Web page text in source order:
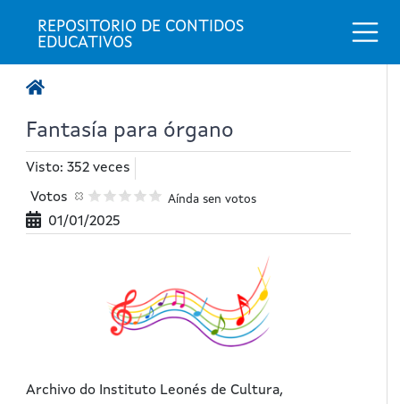
REPOSITORIO DE CONTIDOS
EDUCATIVOS
Fantasía para órgano
Visto: 352 veces
Votos Aínda sen votos
01/01/2025
Archivo do Instituto Leonés de Cultura,